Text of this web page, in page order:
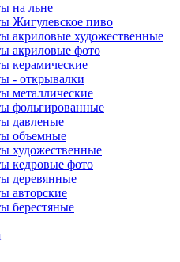
на льне
Жигулевское пиво
акриловые художественные
акриловые фото
керамические
- открывалки
металлические
фольгированные
давленые
объемные
художественные
кедровые фото
деревянные
авторские
берестяные